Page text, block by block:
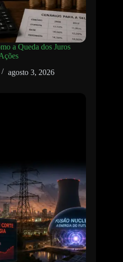
a Queda dos Juros
agosto 3, 2026